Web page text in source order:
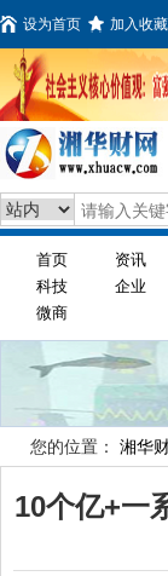
设为首页 加入收藏
首页 资讯
科技
企业
微商
您的位置： 湘华
10个亿+一